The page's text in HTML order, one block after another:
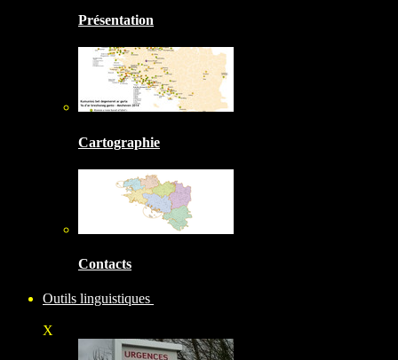
Présentation
Cartographie
Contacts
Outils linguistiques
X